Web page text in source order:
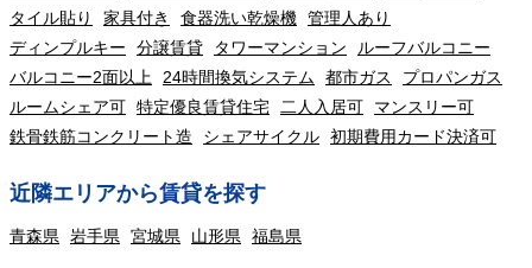
タイル貼り
家具付き 食器洗い乾燥機 管理人あり
ディンプルキー
分譲賃貸 タワーマンション
ルーフバルコニー
バルコニー2面以上 24時間換気システム 都市ガス
プロパンガス
ルームシェア可 特定優良賃貸住宅 二人入居可
マンスリー可
鉄骨鉄筋コンクリート造
シェアサイクル 初期費用カード決済可
近隣エリアから賃貸を探す
青森県 岩手県 宮城県 山形県 福島県